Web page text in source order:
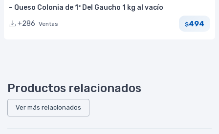
– Queso Colonia de 1ª Del Gaucho 1 kg al vacío
+286 Ventas $494
Productos relacionados
Ver más relacionados